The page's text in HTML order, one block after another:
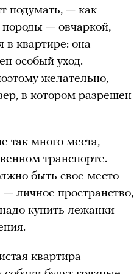
подумать, — как
породы — овчаркой,
квартире: она
особый уход.
желательно,
в котором разрешен
так много места,
транспорте.
быть свое место
личное пространство,
купить лежанки
квартира